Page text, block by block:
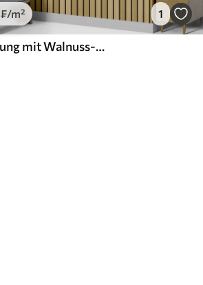
₣/m² 1
Helle Holzmaserung mit Walnuss-Struktur